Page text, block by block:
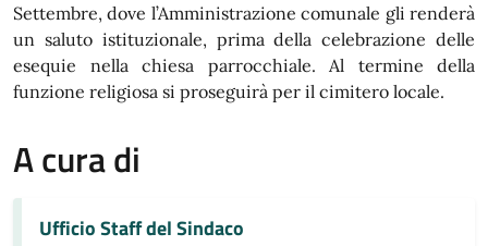
Settembre, dove l’Amministrazione comunale gli renderà
un saluto istituzionale, prima della celebrazione delle
esequie nella chiesa parrocchiale. Al termine della
funzione religiosa si proseguirà per il cimitero locale.
A cura di
Ufficio Staff del Sindaco